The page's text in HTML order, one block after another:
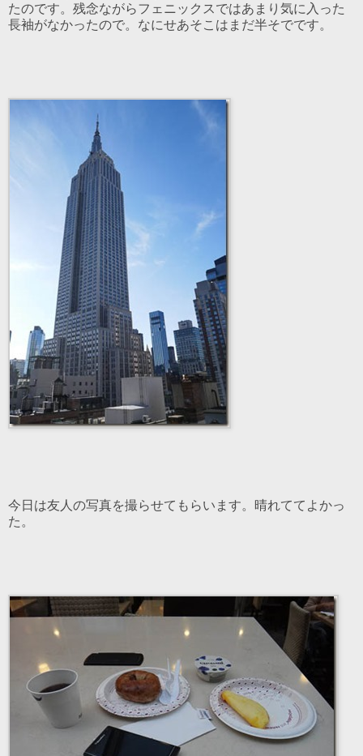
たのです。残念ながらフェニックスではあまり気に入った
長袖がなかったので。なにせあそこはまだ半そでです。
今日は友人の写真を撮らせてもらいます。晴れててよかっ
た。